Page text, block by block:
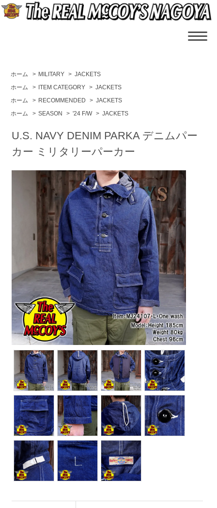
ホーム > MILITARY > JACKETS
ホーム
> ITEM CATEGORY > JACKETS
ホーム
> RECOMMENDED > JACKETS
ホーム
> SEASON > '24 F/W > JACKETS
U.S. NAVY DENIM PARKA デニムパー
カー ミリタリーパーカー